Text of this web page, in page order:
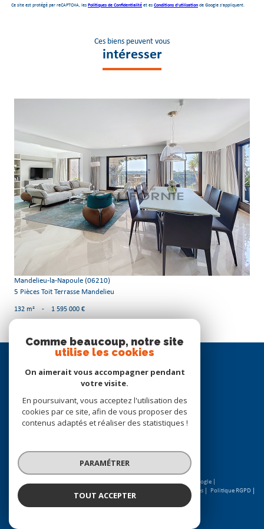
Ce site est protégé par reCAPTCHA, les Politiques de Confidentialité et es Conditions d'utilisation de Google s'appliquent.
Ces biens peuvent vous
intéresser
voir le bien
Mandelieu-la-Napoule (06210)
5 Pièces Toit Terrasse Mandelieu
132 m² - 1 595 000 €
Se
connecter
Nous
suivre
© 2026 | Tous droits réservés | Traduction powered by Google |
Nos honoraires
Partenaires
Politique RGPD
Cookies
Comme beaucoup, notre site
utilise les cookies
On aimerait vous accompagner pendant
votre visite.
En poursuivant, vous acceptez l'utilisation des
cookies par ce site, afin de vous proposer des
contenus adaptés et réaliser des statistiques !
PARAMÉTRER
TOUT ACCEPTER